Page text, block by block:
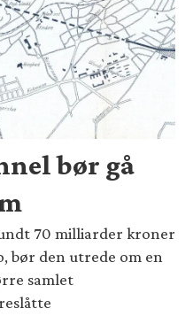
bør gå
70 milliarder kroner
bør den utrede om en
samlet